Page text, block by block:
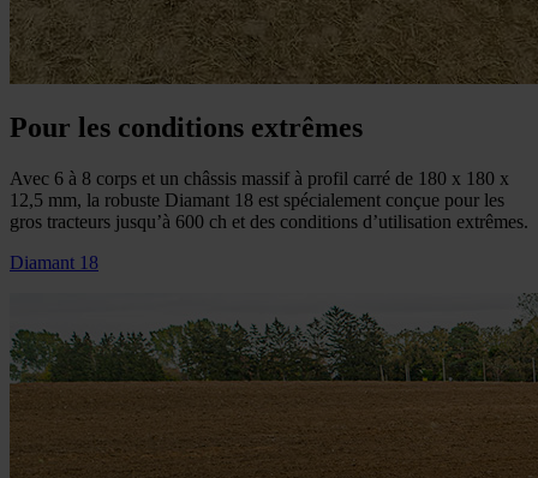
Pour les conditions extrêmes
Avec 6 à 8 corps et un châssis massif à profil carré de 180 x 180 x
12,5 mm, la robuste Diamant 18 est spécialement conçue pour les
gros tracteurs jusqu’à 600 ch et des conditions d’utilisation extrêmes.
Diamant 18